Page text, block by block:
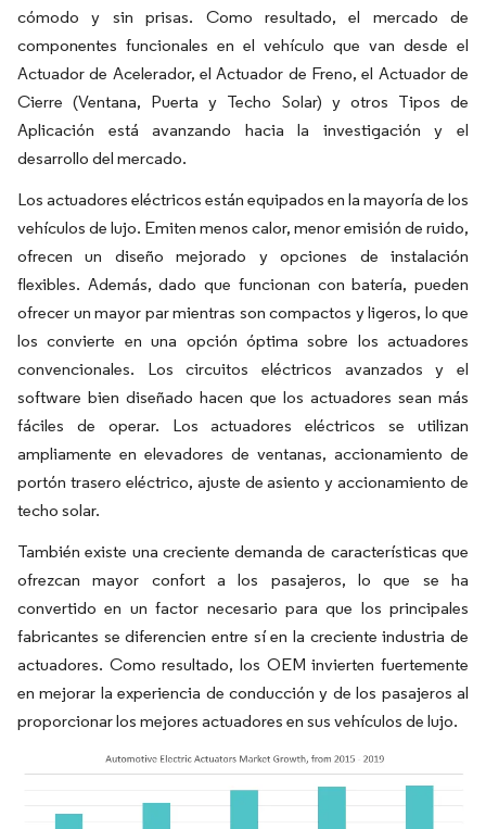
cómodo y sin prisas. Como resultado, el mercado de
componentes funcionales en el vehículo que van desde el
Actuador de Acelerador, el Actuador de Freno, el Actuador de
Cierre (Ventana, Puerta y Techo Solar) y otros Tipos de
Aplicación está avanzando hacia la investigación y el
desarrollo del mercado.
Los actuadores eléctricos están equipados en la mayoría de los
vehículos de lujo. Emiten menos calor, menor emisión de ruido,
ofrecen un diseño mejorado y opciones de instalación
flexibles. Además, dado que funcionan con batería, pueden
ofrecer un mayor par mientras son compactos y ligeros, lo que
los convierte en una opción óptima sobre los actuadores
convencionales. Los circuitos eléctricos avanzados y el
software bien diseñado hacen que los actuadores sean más
fáciles de operar. Los actuadores eléctricos se utilizan
ampliamente en elevadores de ventanas, accionamiento de
portón trasero eléctrico, ajuste de asiento y accionamiento de
techo solar.
También existe una creciente demanda de características que
ofrezcan mayor confort a los pasajeros, lo que se ha
convertido en un factor necesario para que los principales
fabricantes se diferencien entre sí en la creciente industria de
actuadores. Como resultado, los OEM invierten fuertemente
en mejorar la experiencia de conducción y de los pasajeros al
proporcionar los mejores actuadores en sus vehículos de lujo.